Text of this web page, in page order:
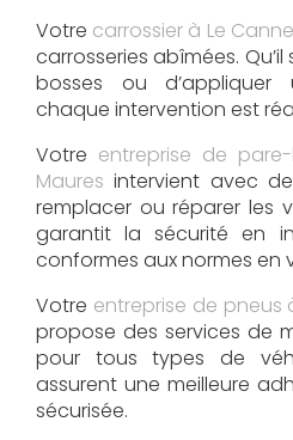
Votre carrossier à Le
carrosseries abîmées.
bosses ou d’appliquer
chaque intervention est
Votre entreprise de
Maures intervient avec
remplacer ou réparer les
garantit la sécurité en
conformes aux normes en
Votre entreprise de pneus
propose des services de
pour tous types de
assurent une meilleure
sécurisée.